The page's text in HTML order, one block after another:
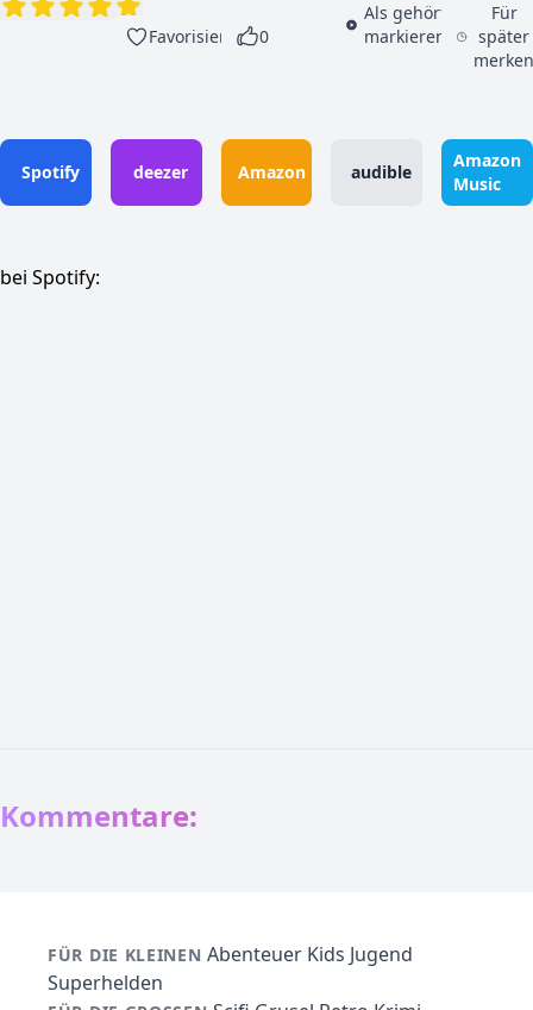
Favorisieren 0
Als gehört
markieren
Für
später
Spotify deezer Amazon audible
Amazon
Music
bei Spotify:
Kommentare:
FÜR DIE KLEINEN Abenteuer Kids Jugend
Superhelden